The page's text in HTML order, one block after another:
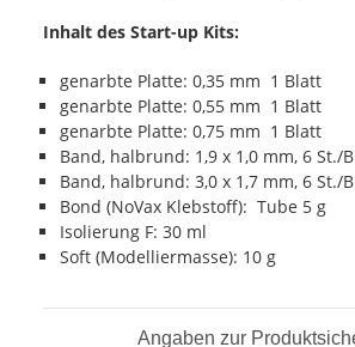
Inhalt des Start-up Kits:
genarbte Platte: 0,35 mm 1 Blatt
genarbte Platte: 0,55 mm 1 Blatt
genarbte Platte: 0,75 mm 1 Blatt
Band, halbrund: 1,9 x 1,0 mm, 6 St./
Band, halbrund: 3,0 x 1,7 mm, 6 St./
Bond (NoVax Klebstoff): Tube 5 g
Isolierung F: 30 ml
Soft (Modelliermasse): 10 g
Angaben zur